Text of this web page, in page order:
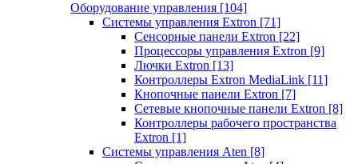
Оборудование управления [104]
Системы управления Extron [71]
Сенсорные панели Extron [22]
Процессоры управления Extron [9]
Лючки Extron [13]
Контроллеры Extron MediaLink [11]
Кнопочные панели Extron [7]
Сетевые кнопочные панели Extron [8]
Контроллеры рабочего пространства
Extron [1]
Системы управления Aten [8]